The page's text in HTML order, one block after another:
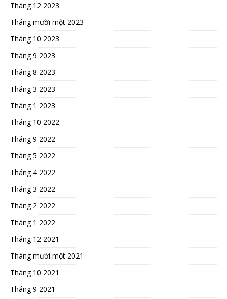
Tháng 12 2023
Tháng mười một 2023
Tháng 10 2023
Tháng 9 2023
Tháng 8 2023
Tháng 3 2023
Tháng 1 2023
Tháng 10 2022
Tháng 9 2022
Tháng 5 2022
Tháng 4 2022
Tháng 3 2022
Tháng 2 2022
Tháng 1 2022
Tháng 12 2021
Tháng mười một 2021
Tháng 10 2021
Tháng 9 2021